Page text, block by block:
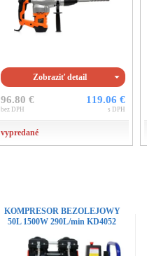
Zobraziť detail
96.80 €
bez DPH
119.06 €
s DPH
vypredané
KOMPRESOR BEZOLEJOWY
50L 1500W 290L/min KD4052